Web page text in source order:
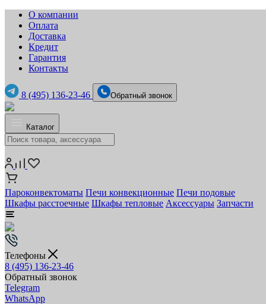
О компании
Оплата
Доставка
Кредит
Гарантия
Контакты
8 (495) 136-23-46 Обратный звонок
Каталог
Пароконвектоматы Печи конвекционные Печи подовые
Шкафы расстоечные Шкафы тепловые Аксессуары Запчасти
Телефоны
8 (495) 136-23-46
Обратный звонок
Telegram
WhatsApp